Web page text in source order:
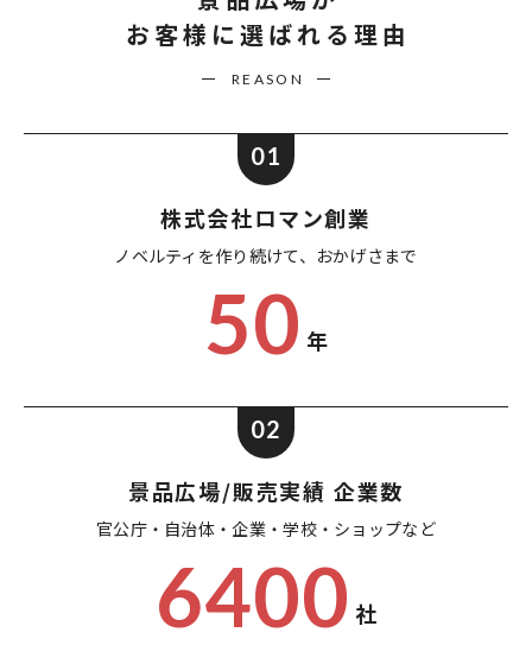
お客様に選ばれる理由
REASON
01
株式会社ロマン創業
ノベルティを作り続けて、 おかげさまで
50 年
02
景品広場/販売実績 企業数
官公庁・自治体・企業・学校・ショップなど
6400 社